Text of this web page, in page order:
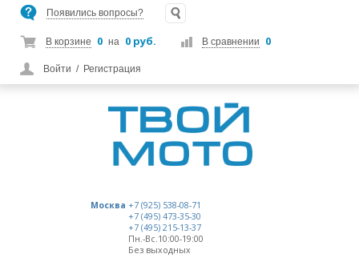
Появились вопросы?
В корзине 0 на 0 руб. В сравнении 0
Войти / Регистрация
Москва +7 (925) 538-08-71
+7 (495) 473-35-30
+7 (495) 215-13-37
Пн.-Вс.10:00-19:00
Без выходных